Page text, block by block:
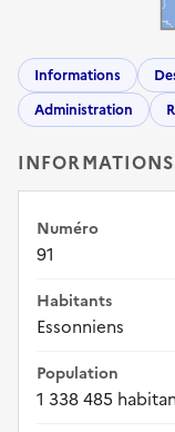
Informations
Administration
Numéro
91
Habitants
Essonniens
Population
1 338 485